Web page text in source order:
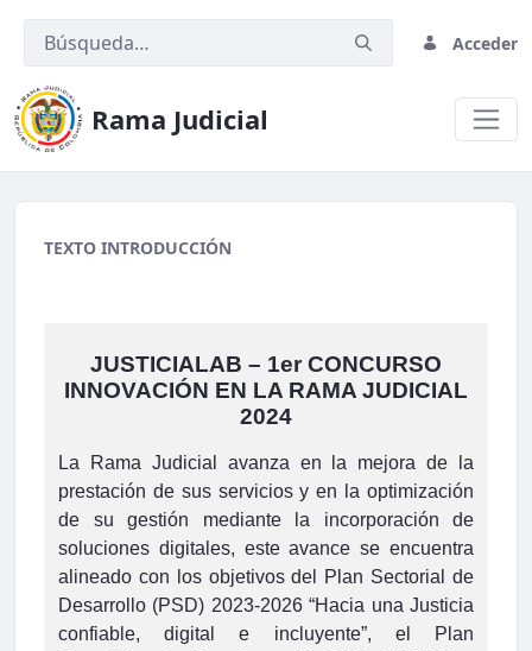
Acceder
Rama Judicial
migracion2
TEXTO INTRODUCCIÓN
JUSTICIALAB – 1er CONCURSO
INNOVACIÓN EN LA RAMA JUDICIAL
2024
La Rama Judicial avanza en la mejora de la
prestación de sus servicios y en la optimización
de su gestión mediante la incorporación de
soluciones digitales, este avance se encuentra
alineado con los objetivos del Plan Sectorial de
Desarrollo (PSD) 2023-2026 “Hacia una Justicia
confiable, digital e incluyente”, el Plan